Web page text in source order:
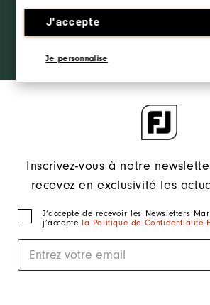
J'accepte
Je personnalise
the ropes
exclusive
Inscrivez-vous à notre
recevez en exclusivité les
J‘accepte de recevoir les Newsletters
j’accepte la Politique de Confidentialité